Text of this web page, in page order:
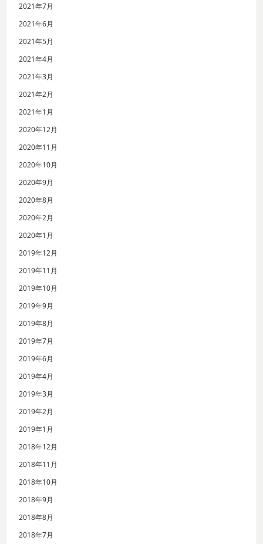
2021年7月
2021年6月
2021年5月
2021年4月
2021年3月
2021年2月
2021年1月
2020年12月
2020年11月
2020年10月
2020年9月
2020年8月
2020年2月
2020年1月
2019年12月
2019年11月
2019年10月
2019年9月
2019年8月
2019年7月
2019年6月
2019年4月
2019年3月
2019年2月
2019年1月
2018年12月
2018年11月
2018年10月
2018年9月
2018年8月
2018年7月